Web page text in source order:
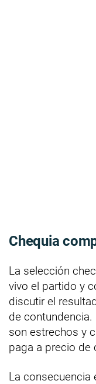
Chequia
La selección
vivo el partido y
discutir el
de
son estrechos y
paga a precio de
La consecuencia